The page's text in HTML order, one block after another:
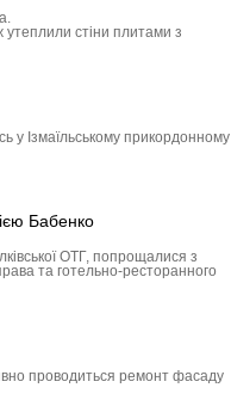
утеплили стіни плитами з
у Ізмаїльському прикордонному
Бабенко
ОТГ, попрощалися з
та готельно-ресторанного
проводиться ремонт фасаду